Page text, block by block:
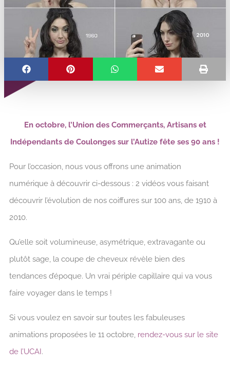
En octobre, l’Union des Commerçants, Artisans et
Indépendants de Coulonges sur l’Autize fête ses 90 ans !
Pour l’occasion, nous vous offrons une animation
numérique à découvrir ci-dessous : 2 vidéos vous faisant
découvrir l’évolution de nos coiffures sur 100 ans, de 1910 à
2010.
Qu’elle soit volumineuse, asymétrique, extravagante ou
plutôt sage, la coupe de cheveux révèle bien des
tendances d’époque. Un vrai périple capillaire qui va vous
faire voyager dans le temps !
Si vous voulez en savoir sur toutes les fabuleuses
animations proposées le 11 octobre, rendez-vous sur le site
de l’UCAI.